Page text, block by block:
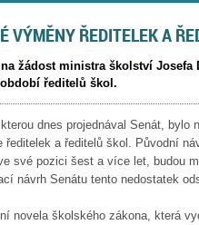
VÝMĚNY ŘEDITELEK A
žádost ministra školství
ředitelů škol.
dnes projednával Senát, bylo
a ředitelů škol. Původní
své pozici šest a více let, budou
návrh Senátu tento nedostatek
novela školského zákona, která